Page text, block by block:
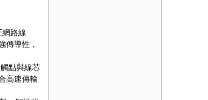
網路線
傳導性，
點與線芯
高速傳輸